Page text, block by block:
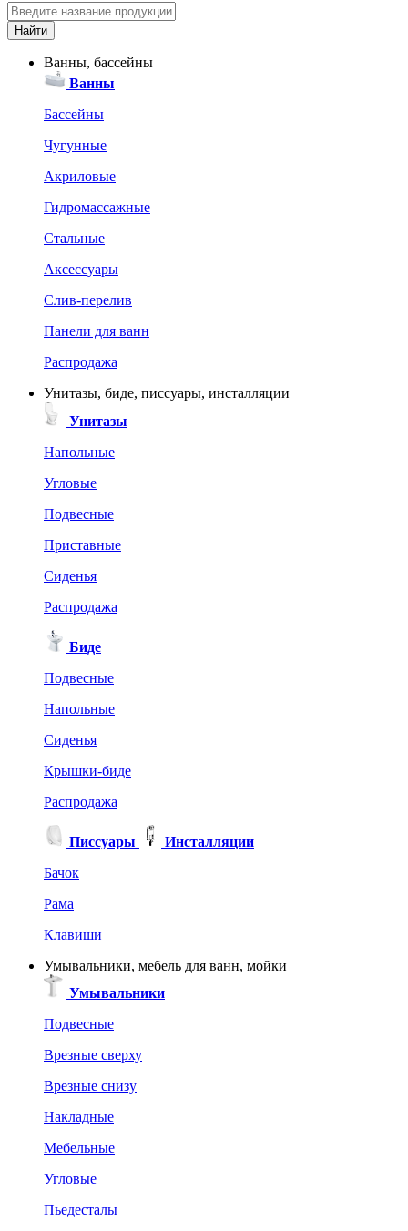
Ванны, бассейны
Ванны
Бассейны
Чугунные
Акриловые
Гидромассажные
Стальные
Аксессуары
Слив-перелив
Панели для ванн
Распродажа
Унитазы, биде, писсуары, инсталляции
Унитазы
Напольные
Угловые
Подвесные
Приставные
Сиденья
Распродажа
Биде
Подвесные
Напольные
Сиденья
Крышки-биде
Распродажа
Писсуары
Инсталляции
Бачок
Рама
Клавиши
Умывальники, мебель для ванн, мойки
Умывальники
Подвесные
Врезные сверху
Врезные снизу
Накладные
Мебельные
Угловые
Пьедесталы